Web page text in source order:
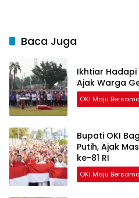
Baca Juga
Ikhtiar Hadapi
Ajak Warga
OKI Maju Bersama
Bupati OKI
Putih, Ajak
ke-81 RI
OKI Maju Bersama